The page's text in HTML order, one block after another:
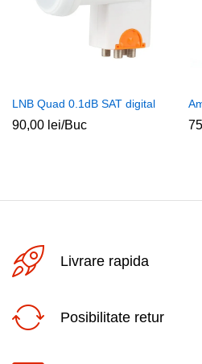
LNB Quad 0.1dB SAT digital
90,00 lei/Buc
Livrare rapida
Posibilitate retur